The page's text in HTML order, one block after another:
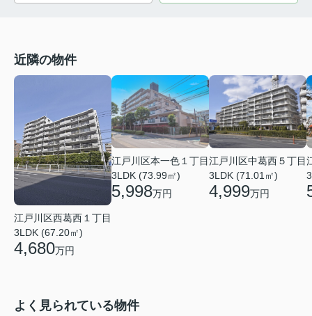
近隣の物件
江戸川区西葛西１丁目
3LDK (67.20㎡)
4,680万円
江戸川区本一色１丁目
3LDK (73.99㎡)
5,998万円
江戸川区中葛西５丁目
3LDK (71.01㎡)
4,999万円
よく見られている物件